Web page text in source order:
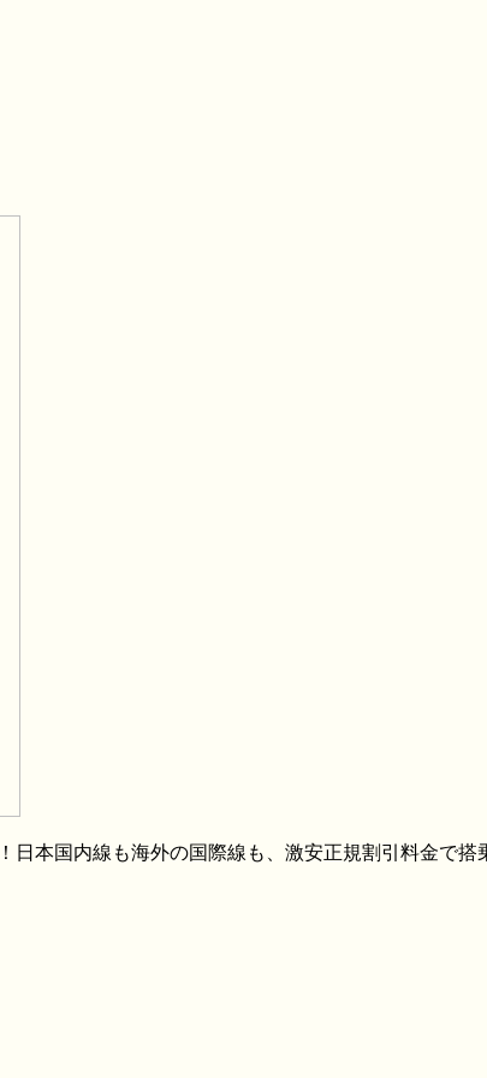
日本国内線も海外の国際線も、激安正規割引料金で搭